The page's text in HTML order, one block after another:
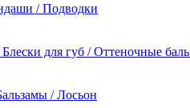
/ Подводки
для губ / Оттеночные
/ Лосьон